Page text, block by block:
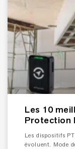
Les 10
Protection
Les dispositifs
évoluent. Mode